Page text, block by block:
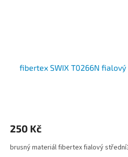
fibertex SWIX T0266N fialový
250 Kč
brusný materiál fibertex fialový